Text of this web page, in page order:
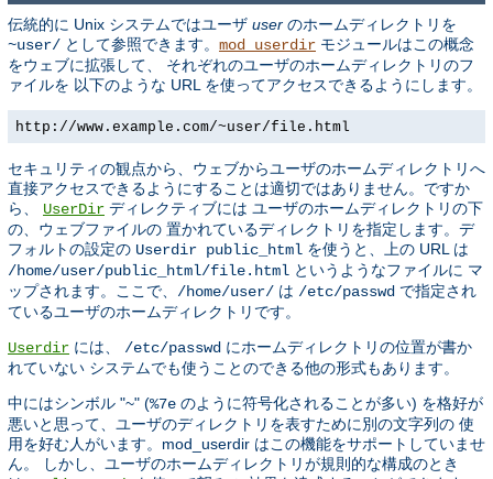
伝統的に Unix システムではユーザ user のホームディレクトリを
~user/ として参照できます。 mod_userdir モジュールはこの概念
をウェブに拡張して、 それぞれのユーザのホームディレクトリのフ
ァイルを 以下のような URL を使ってアクセスできるようにします。
http://www.example.com/~user/file.html
セキュリティの観点から、ウェブからユーザのホームディレクトリへ
直接アクセスできるようにすることは適切ではありません。ですか
ら、 UserDir ディレクティブには ユーザのホームディレクトリの下
の、ウェブファイルの 置かれているディレクトリを指定します。デ
フォルトの設定の Userdir public_html を使うと、上の URL は
/home/user/public_html/file.html というようなファイルに マ
ップされます。ここで、 /home/user/ は /etc/passwd で指定され
ているユーザのホームディレクトリです。
Userdir には、 /etc/passwd にホームディレクトリの位置が書か
れていない システムでも使うことのできる他の形式もあります。
中にはシンボル "~" (%7e のように符号化されることが多い) を格好が
悪いと思って、ユーザのディレクトリを表すために別の文字列の 使
用を好む人がいます。mod_userdir はこの機能をサポートしていませ
ん。 しかし、ユーザのホームディレクトリが規則的な構成のとき